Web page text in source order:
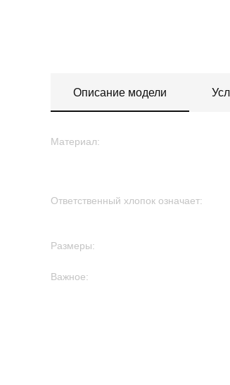
Описание модели
Материал:
Ответственный хлопок означает:
Размеры:
Важное: